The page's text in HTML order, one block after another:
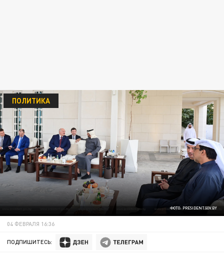
ФОТО: PRESIDENT.GOV.BY
ПОЛИТИКА
04 ФЕВРАЛЯ 16:36
ПОДПИШИТЕСЬ: